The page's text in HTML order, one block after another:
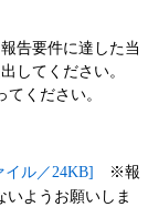
告要件に達した当
してください。
ください。
イル／24KB] ※報
ようお願いしま